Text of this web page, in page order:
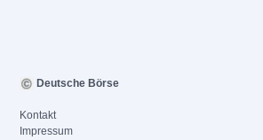
Deutsche Börse
Kontakt
Impressum